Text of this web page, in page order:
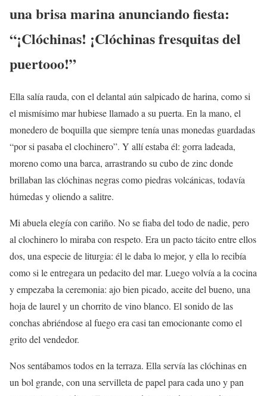
una brisa marina anunciando fiesta:
“¡Clóchinas! ¡Clóchinas fresquitas del
puertooo!”
Ella salía rauda, con el delantal aún salpicado de harina, como si
el mismísimo mar hubiese llamado a su puerta. En la mano, el
monedero de boquilla que siempre tenía unas monedas guardadas
“por si pasaba el clochinero”. Y allí estaba él: gorra ladeada,
moreno como una barca, arrastrando su cubo de zinc donde
brillaban las clóchinas negras como piedras volcánicas, todavía
húmedas y oliendo a salitre.
Mi abuela elegía con cariño. No se fiaba del todo de nadie, pero
al clochinero lo miraba con respeto. Era un pacto tácito entre ellos
dos, una especie de liturgia: él le daba lo mejor, y ella lo recibía
como si le entregara un pedacito del mar. Luego volvía a la cocina
y empezaba la ceremonia: ajo bien picado, aceite del bueno, una
hoja de laurel y un chorrito de vino blanco. El sonido de las
conchas abriéndose al fuego era casi tan emocionante como el
grito del vendedor.
Nos sentábamos todos en la terraza. Ella servía las clóchinas en
un bol grande, con una servilleta de papel para cada uno y pan